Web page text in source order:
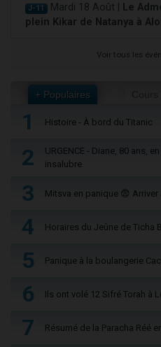
J-11 Mardi 18 Août |
Le
plein Kikar de Natanya à
Voir tous les
+ Populaires
1 Histoire - À bord du Titanic
2
URGENCE - Diane, 80 ans,
insalubre
3 Mitsva en panique 😨 Arriver
4 Horaires du Jeûne de Ticha
5 Panique à la boulangerie
6 Ils ont volé 12 Sifré Torah à
7 Résumé de la Paracha Réé